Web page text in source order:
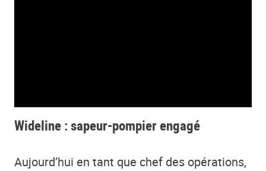
Wideline : sapeur-pompier engagé
Aujourd’hui en tant que chef des opérations,